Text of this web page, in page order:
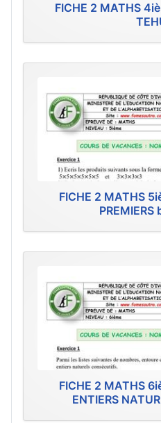
FICHE 2 MATHS
FICHE 2 MATHS
PREMIERS
FICHE 2 MATHS
ENTIERS